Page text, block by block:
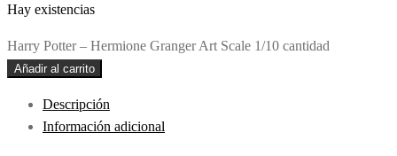
Hay existencias
Harry Potter – Hermione Granger Art Scale 1/10 cantidad
Añadir al carrito
Descripción
Información adicional